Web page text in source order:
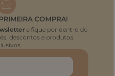
COMPRA!
e fique por dentro do
descontos e produtos